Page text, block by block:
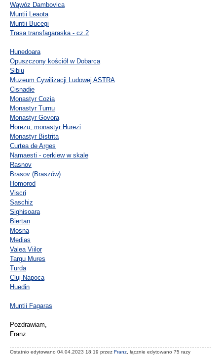
Wąwóz Dambovica
Muntii Leaota
Muntii Bucegi
Trasa transfagaraska - cz.2
Hunedoara
Opuszczony kościół w Dobarca
Sibiu
Muzeum Cywilizacji Ludowej ASTRA
Cisnadie
Monastyr Cozia
Monastyr Turnu
Monastyr Govora
Horezu, monastyr Hurezi
Monastyr Bistrita
Curtea de Arges
Namaesti - cerkiew w skale
Rasnov
Brasov (Braszów)
Homorod
Viscri
Saschiz
Sighisoara
Biertan
Mosna
Medias
Valea Viilor
Targu Mures
Turda
Cluj-Napoca
Huedin
Muntii Fagaras
Pozdrawiam,
Franz
Ostatnio edytowano 04.04.2023 18:19 przez Franz , łącznie edytowano 75 razy